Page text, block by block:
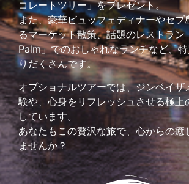
コレートツリー」をプレゼント。
また、豪華ビュッフェディナーやセブ
るマーケット散策、話題のレストラン
Palm」でのおしゃれなランチなど、
りだくさんです。
オプショナルツアーでは、ジンベイザ
験や、心身をリフレッシュさせる極上
しています。
あなたもこの贅沢な旅で、心からの癒
ませんか？